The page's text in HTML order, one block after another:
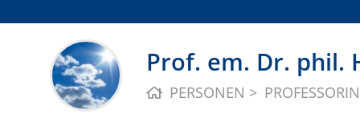
Prof. em. Dr. phil.
PERSONEN